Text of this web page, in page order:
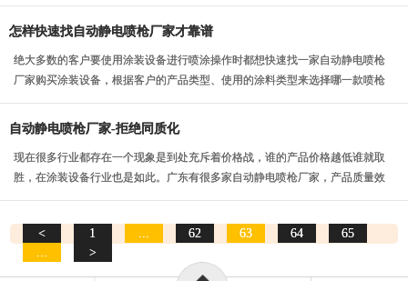
怎样快速找自动静电喷枪厂家才靠谱
绝大多数的客户要使用涂装设备进行喷涂操作时都想快速找一家自动静电喷枪
厂家购买涂装设备，根据客户的产品类型、使用的涂料类型来选择哪一款喷枪
自动静电喷枪厂家-拒绝同质化
现在很多行业都存在一个现象是到处充斥着价格战，谁的产品价格越低谁就取
胜，在涂装设备行业也是如此。广东有很多家自动静电喷枪厂家，产品质量效
< 1 62 63 64
65
>